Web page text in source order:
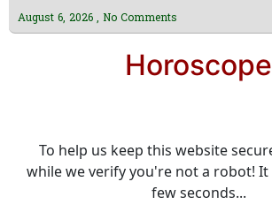
August 6, 2026 No Comments
Horoscope